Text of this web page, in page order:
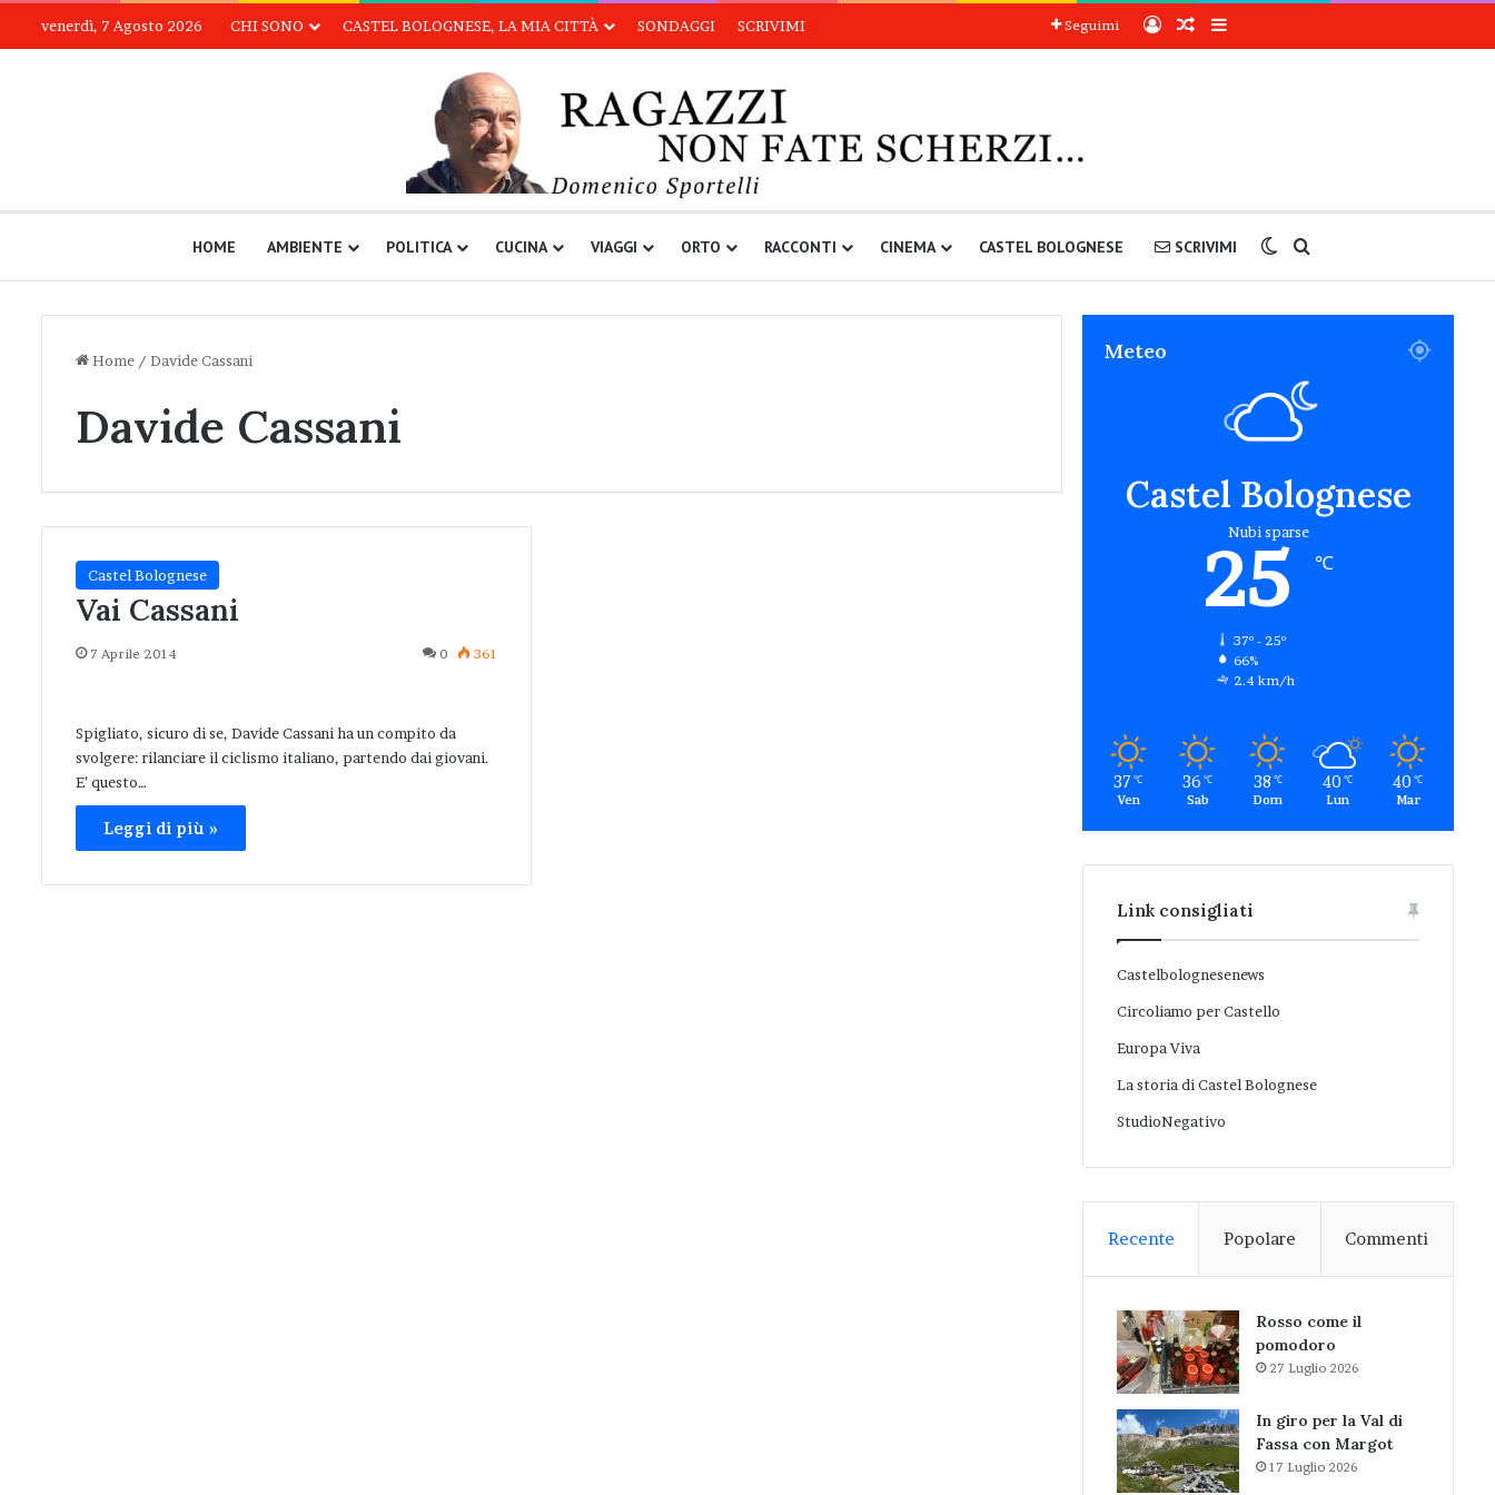
venerdì, 7 Agosto 2026 CHI SONO CASTEL BOLOGNESE, LA MIA CITTÀ SONDAGGI SCRIVIMI Seguimi AccediArticoli a sorpresa
Barra laterale
HOME AMBIENTE POLITICA CUCINA VIAGGI ORTO RACCONTI CINEMA CASTEL BOLOGNESE SCRIVIMI Cambia aspetto
Home / Davide Cassani
Davide Cassani
Castel Bolognese
Vai Cassani
7 Aprile 2014 0 361
Spigliato, sicuro di se, Davide Cassani ha un compito da
svolgere: rilanciare il ciclismo italiano, partendo dai giovani.
E’ questo…
Leggi di più »
Meteo
Castel Bolognese
Nubi sparse
25 ℃
37º - 25º
66%
2.4 km/h
37 ℃
Ven
36 ℃
Sab
38 ℃
Dom
40 ℃
Lun
40 ℃
Mar
Link consigliati
Castelbolognesenews
Circoliamo per Castello
Europa Viva
La storia di Castel Bolognese
StudioNegativo
Recente Popolare Commenti
Rosso come il
pomodoro
27 Luglio 2026
In giro per la Val di
Fassa con Margot
17 Luglio 2026